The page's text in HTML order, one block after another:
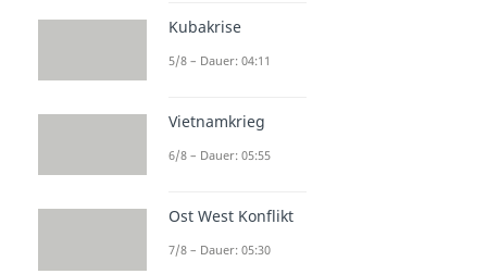
Kubakrise
5/8 – Dauer: 04:11
Vietnamkrieg
6/8 – Dauer: 05:55
Ost West Konflikt
7/8 – Dauer: 05:30